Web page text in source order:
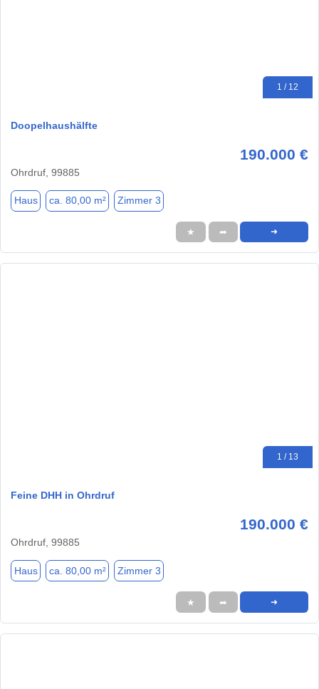
1 / 12
Doopelhaushälfte
190.000 €
Ohrdruf, 99885
Haus ca. 80,00 m² Zimmer 3
★ ➦ ➜
1 / 13
Feine DHH in Ohrdruf
190.000 €
Ohrdruf, 99885
Haus ca. 80,00 m² Zimmer 3
★ ➦ ➜